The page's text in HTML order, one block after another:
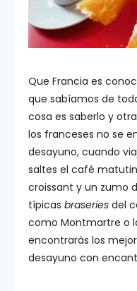
Que Francia es
que sabíamos de
cosa es saberlo y
los franceses no se
desayuno, cuando
saltes el café
croissant y un zumo
típicas braseries del
como Montmartre o
encontrarás los
desayuno con